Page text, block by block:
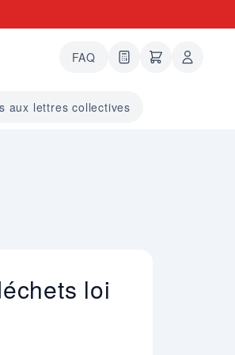
FAQ 0 articles dans le
undefined
aux lettres collectives
loi